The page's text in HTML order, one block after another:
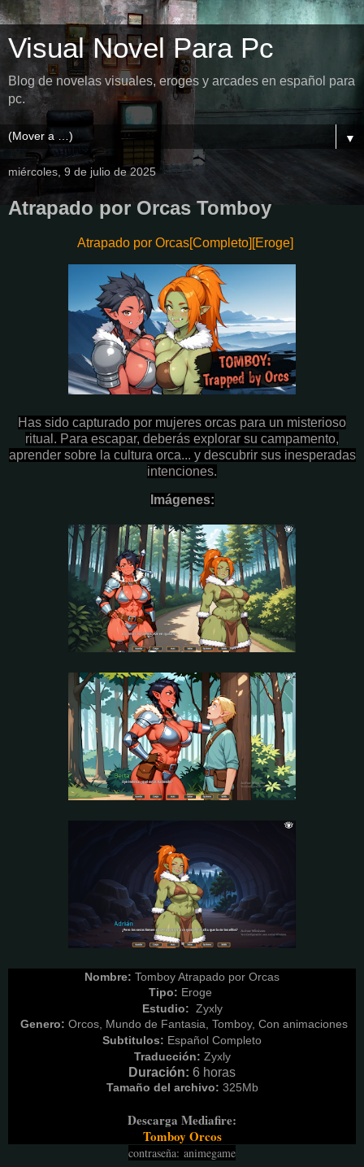
Visual Novel Para Pc
Blog de novelas visuales, eroges y arcades en español para
pc.
▼
miércoles, 9 de julio de 2025
Atrapado por Orcas Tomboy
Atrapado por Orcas[Completo][Eroge]
Has sido capturado por mujeres orcas para un misterioso
ritual. Para escapar, deberás explorar su campamento,
aprender sobre la cultura orca... y descubrir sus inesperadas
intenciones.
Imágenes:
Nombre: Tomboy Atrapado por Orcas
Tipo: Eroge
Estudio: Zyxly
Genero: Orcos, Mundo de Fantasia, Tomboy, Con animaciones
Subtitulos: Español Completo
Traducción: Zyxly
Duración: 6 horas
Tamaño del archivo: 325Mb
Descarga Mediafire:
Tomboy Orcos
contraseña: animegame